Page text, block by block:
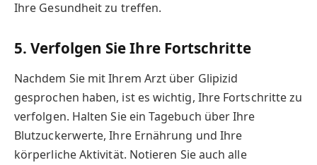
Ihre Gesundheit zu treffen.
5. Verfolgen Sie Ihre Fortschritte
Nachdem Sie mit Ihrem Arzt über Glipizid
gesprochen haben, ist es wichtig, Ihre Fortschritte zu
verfolgen. Halten Sie ein Tagebuch über Ihre
Blutzuckerwerte, Ihre Ernährung und Ihre
körperliche Aktivität. Notieren Sie auch alle